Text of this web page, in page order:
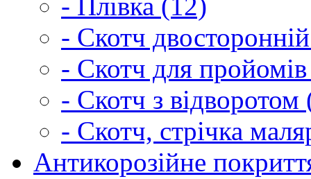
- Скотч
- Скотч для
- Скотч з відворотом
- Скотч, стрічка
Антикорозійне